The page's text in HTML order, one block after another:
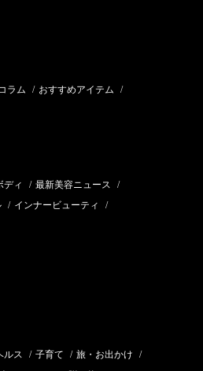
ラム / おすすめアイテム /
ディ / 最新美容ニュース /
/ インナービューティ /
ルス / 子育て / 旅・お出かけ /